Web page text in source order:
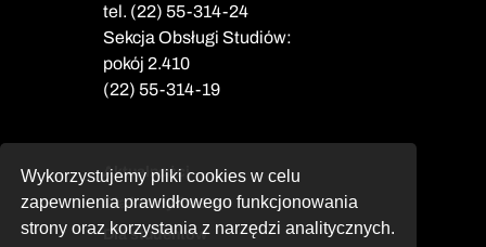
Wykorzystujemy pliki cookies w celu
zapewnienia prawidłowego funkcjonowania
strony oraz korzystania z narzędzi analitycznych.
tel. (22) 55-314-24
Sekcja Obsługi Studiów:
pokój 2.410
(22) 55-314-19
Aktualności
Dla kandydatów
Dla studentów